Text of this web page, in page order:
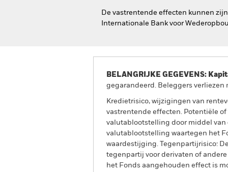
De vastrentende effecten kunnen
Internationale Bank voor
BELANGRIJKE GEGEVENS:
gegarandeerd. Beleggers
Kredietrisico, wijzigingen van
vastrentende effecten. Potentiële
valutablootstelling door middel van
valutablootstelling waartegen het
waardestijging. Tegenpartijrisico:
tegenpartij voor derivaten of
het Fonds aangehouden effect is